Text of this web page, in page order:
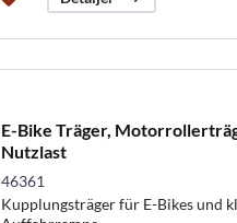
E-Bike Träger,
Nutzlast
46361
Kupplungsträger für E-Bikes und